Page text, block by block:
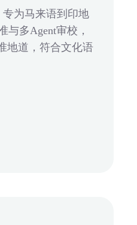
专为马来语到印地
与多Agent审校，
地道，符合文化语